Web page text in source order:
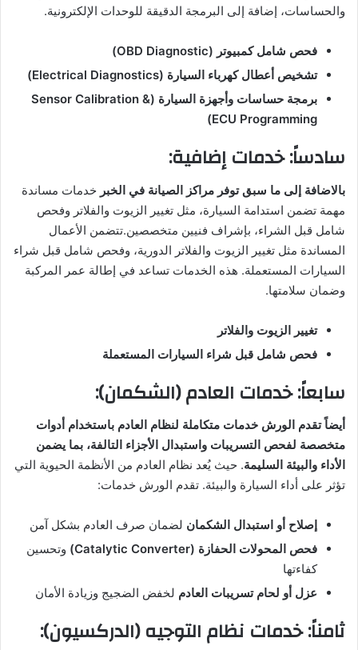
والحساسات، إضافة إلى البرمجة الدقيقة للوحدات الإلكترونية.
فحص شامل كمبيوتر (OBD Diagnostic)
تشخيص أعطال كهرباء السيارة (Electrical Diagnostics)
برمجة حساسات وأجهزة السيارة (Sensor Calibration &
ECU Programming)
سادساً: خدمات إضافية:
بالاضافة إلى ما سبق توفر مراكز الصيانة في الخبر خدمات مساندة
مهمة تضمن استدامة السيارة، مثل تغيير الزيوت والفلاتر وفحص
شامل قبل الشراء، بإشراف فنيين متخصصين.تتضمن الأعمال
المساندة مثل تغيير الزيوت والفلاتر الدورية، وفحص شامل قبل شراء
السيارات المستعملة. هذه الخدمات تساعد في إطالة عمر المركبة
وضمان سلامتها.
تغيير الزيوت والفلاتر
فحص شامل قبل شراء السيارات المستعملة
سابعاً: خدمات العادم (الشكمان):
أيضاً تقدم الورش خدمات متكاملة لنظام العادم باستخدام أدوات
متخصصة لفحص التسريبات واستبدال الأجزاء التالفة، بما يضمن
الأداء والبيئة السليمة. حيث يُعد نظام العادم من الأنظمة الحيوية التي
تؤثر على أداء السيارة والبيئة. تقدم الورش خدمات:
إصلاح أو استبدال الشكمان لضمان صرف العادم بشكل آمن
فحص المحولات الحفازة (Catalytic Converter)
وتحسين
كفاءتها
عزل أو لحام تسريبات العادم لخفض الضجيج وزيادة الأمان
ثامناً: خدمات نظام التوجيه (الدركسيون):